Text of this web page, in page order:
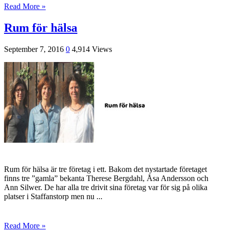
Read More »
Rum för hälsa
September 7, 2016 0 4,914 Views
Rum för hälsa är tre företag i ett. Bakom det nystartade företaget
finns tre ”gamla” bekanta Therese Bergdahl, Åsa Andersson och
Ann Silwer. De har alla tre drivit sina företag var för sig på olika
platser i Staffanstorp men nu ...
Read More »